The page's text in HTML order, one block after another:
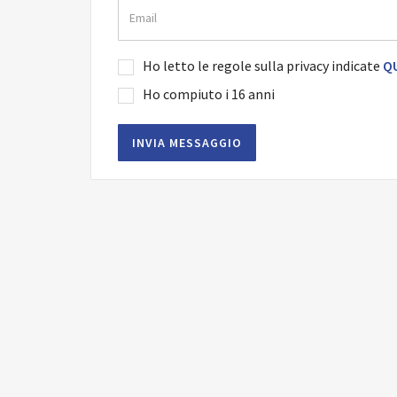
Ho letto le regole sulla privacy indicate
Ho compiuto i 16 anni